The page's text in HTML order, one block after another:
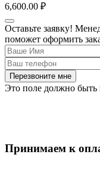
6,600.00 ₽
Оставьте заявку!
поможет оформить
Перезвоните мне
Это поле должно быть
Принимаем к